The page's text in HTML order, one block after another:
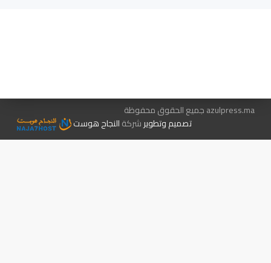
azulpress.ma جميع الحقوق محفوظة
تصميم وتطويرشركةالنجاح هوست